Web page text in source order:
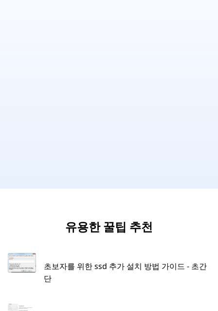
유용한 꿀팁 추천
초보자를 위한 ssd 추가 설치 방법 가이드 - 초간
단